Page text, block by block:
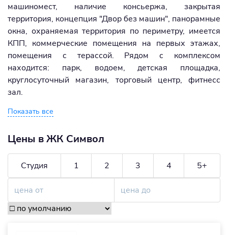
машиномест, наличие консьержа, закрытая
территория, концепция "Двор без машин", панорамные
окна, охраняемая территория по периметру, имеется
КПП, коммерческие помещения на первых этажах,
помещения с терассой. Рядом с комплексом
находится: парк, водоем, детская площадка,
круглосуточный магазин, торговый центр, фитнесс
зал.
Показать все
Цены в ЖК Символ
Студия 1 2 3 4 5+